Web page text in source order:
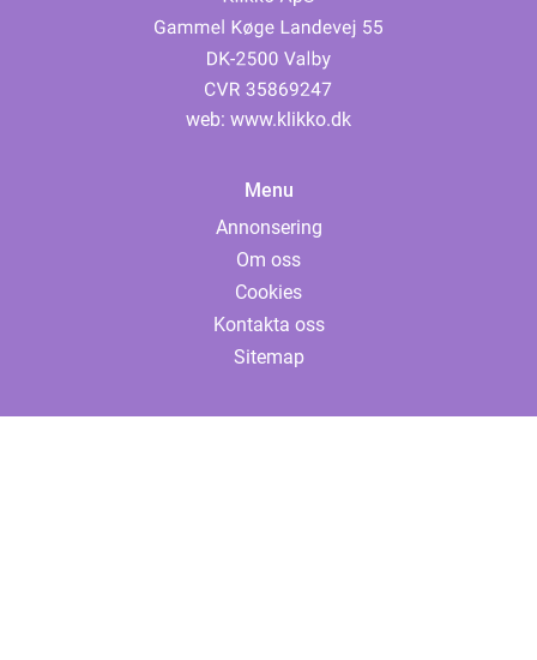
web: www.klikko.dk
Menu
Annonsering
Om oss
Cookies
Kontakta oss
Sitemap